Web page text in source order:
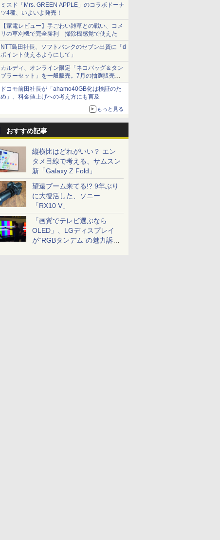
ミスド「Mrs. GREEN APPLE」のコラボドーナ
ツ4種、いよいよ発売！
【家電レビュー】手ごわい雑草との戦い、コメ
リの草刈機で完全勝利 掃除機感覚で使えた
NTT島田社長、ソフトバンクのセブン出資に「d
ポイント使えるようにして」
カルディ、オンライン限定「ネコバッグ＆タン
ブラーセット」を一般販売。7月の抽選販売の
当選無効分
ドコモ前田社長が「ahamo40GB化は検証のた
め」、料金値上げへの考え方にも言及
もっと見る
おすすめ記事
縦横比はどれがいい？ エン
タメ目線で考える、サムスン
新「Galaxy Z Fold」
望遠ブーム来てる!? 9年ぶり
に大復活した、ソニー
「RX10 V」
「画質でテレビ選ぶなら
OLED」、LGディスプレイ
が“RGBタンデム”の魅力訴